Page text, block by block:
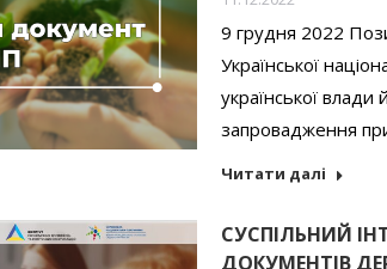
9 грудня 2022
Української
української
запровадження
Читати далі
СУСПІЛЬНИЙ
ДОКУМЕНТІВ